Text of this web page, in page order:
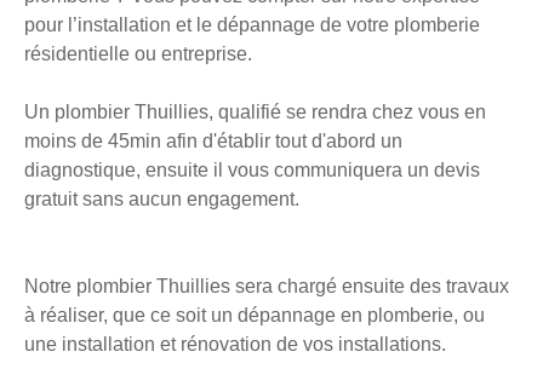
pour l’installation et le dépannage de votre plomberie
résidentielle ou entreprise.
Un plombier Thuillies, qualifié se rendra chez vous en
moins de 45min afin d'établir tout d'abord un
diagnostique, ensuite il vous communiquera un devis
gratuit sans aucun engagement.
Notre plombier Thuillies sera chargé ensuite des travaux
à réaliser, que ce soit un dépannage en plomberie, ou
une installation et rénovation de vos installations.